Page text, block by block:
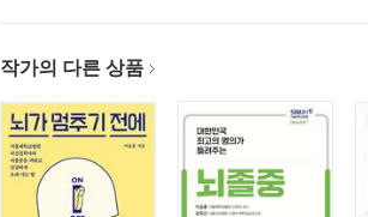
작가의 다른 상품